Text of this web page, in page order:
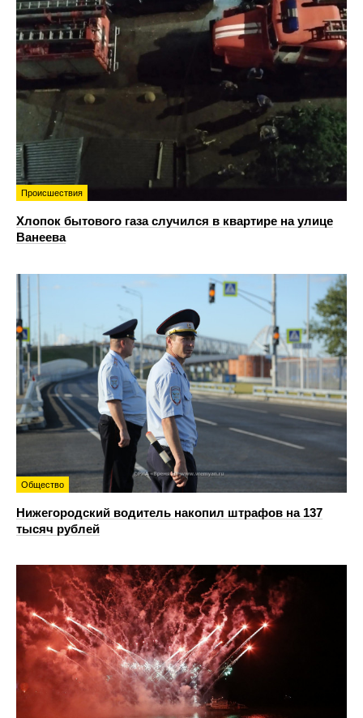
Происшествия
Хлопок бытового газа случился в квартире на улице
Ванеева
Общество
Нижегородский водитель накопил штрафов на 137
тысяч рублей